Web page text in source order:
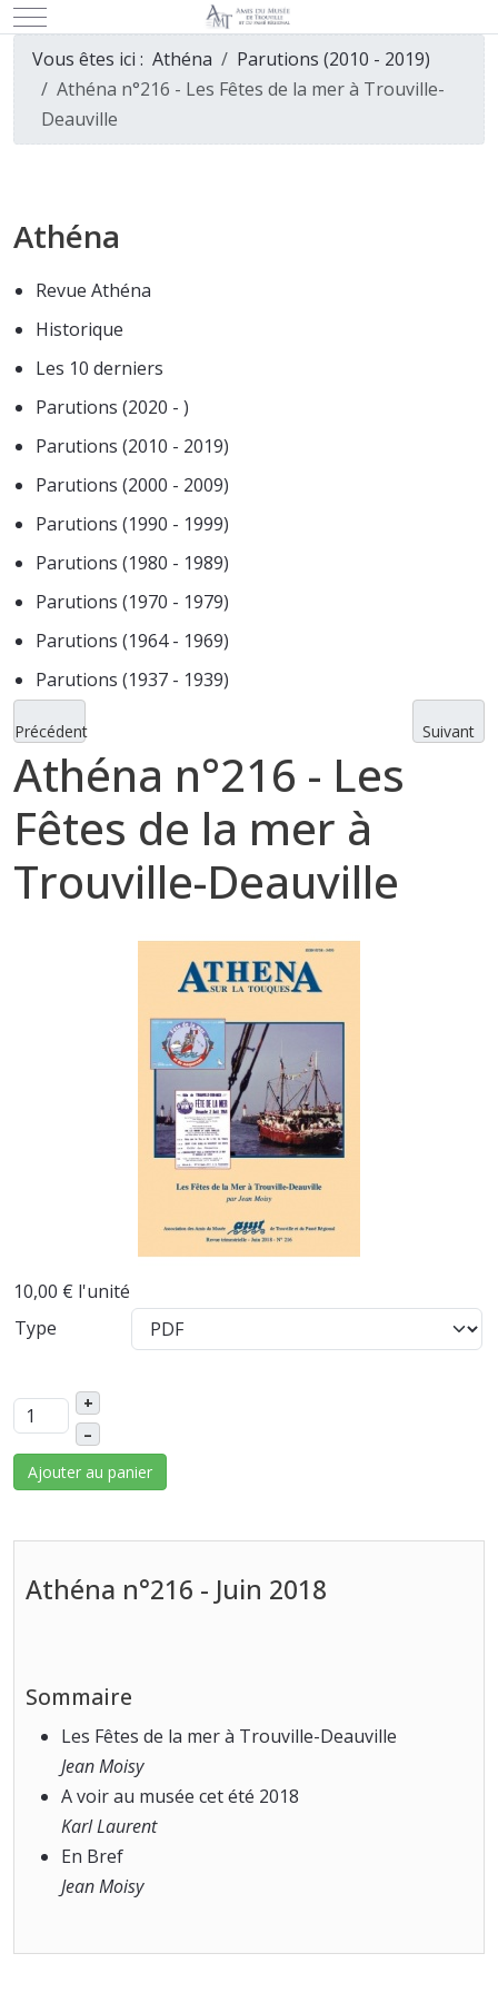
Mobile Menu Toggle
Vous êtes ici : Athéna
Parutions (2010 - 2019)
Athéna n°216 - Les Fêtes de la mer à Trouville-
Deauville
Athéna
Revue Athéna
Historique
Les 10 derniers
Parutions (2020 - )
Parutions (2010 - 2019)
Parutions (2000 - 2009)
Parutions (1990 - 1999)
Parutions (1980 - 1989)
Parutions (1970 - 1979)
Parutions (1964 - 1969)
Parutions (1937 - 1939)
Précédent Suivant
Athéna n°216 - Les
Fêtes de la mer à
Trouville-Deauville
10,00 € l'unité
Type
+
–
Ajouter au panier
Athéna n°216 - Juin 2018
Sommaire
Les Fêtes de la mer à Trouville-Deauville
Jean Moisy
A voir au musée cet été 2018
Karl Laurent
En Bref
Jean Moisy